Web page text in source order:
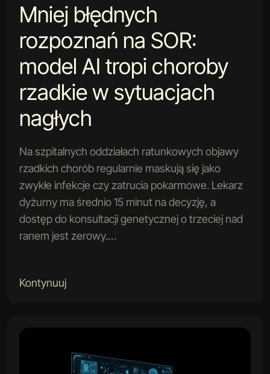
Mniej błędnych
rozpoznań na SOR:
model AI tropi choroby
rzadkie w sytuacjach
nagłych
Na szpitalnych oddziałach ratunkowych objawy
rzadkich chorób regularnie maskują się jako
zwykłe infekcje czy zatrucia pokarmowe. Lekarz
dyżurny ma średnio 15 minut na decyzję, a
dostęp do konsultacji genetycznej o trzeciej nad
ranem jest zerowy.…
Kontynuuj